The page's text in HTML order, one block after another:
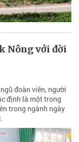
Nông với đời
đoàn viên, người
định là một trong
trong ngành ngày